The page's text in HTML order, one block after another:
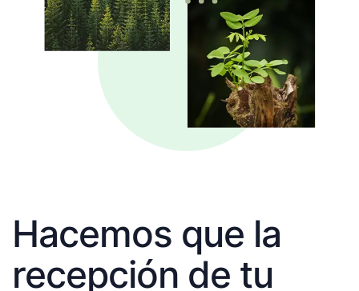
Hacemos que la
recepción de tu